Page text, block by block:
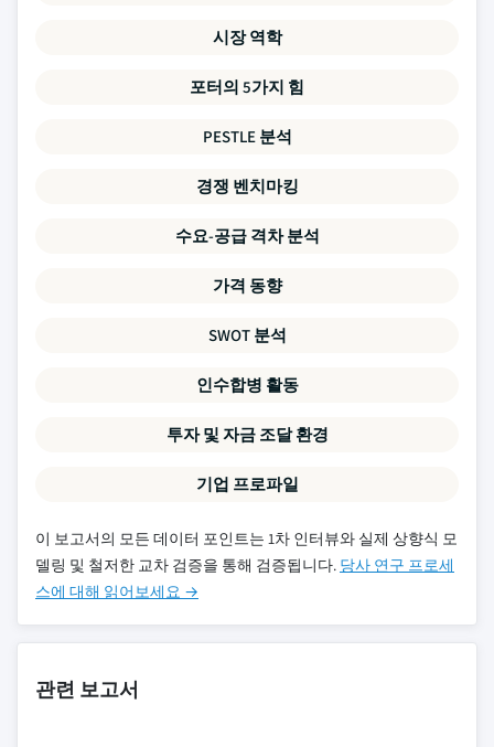
시장 역학
포터의 5가지 힘
PESTLE 분석
경쟁 벤치마킹
수요-공급 격차 분석
가격 동향
SWOT 분석
인수합병 활동
투자 및 자금 조달 환경
기업 프로파일
이 보고서의 모든 데이터 포인트는 1차 인터뷰와 실제 상향식 모
델링 및 철저한 교차 검증을 통해 검증됩니다. 당사 연구 프로세
스에 대해 읽어보세요 →
관련 보고서